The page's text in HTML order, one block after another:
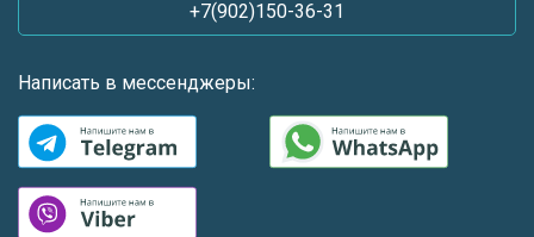
+7(902)150-36-31
Написать в мессенджеры: